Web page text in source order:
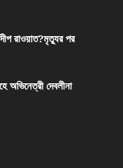
রাওয়াত?মৃত্যুর পর
অভিনেত্রী দেবলীনা